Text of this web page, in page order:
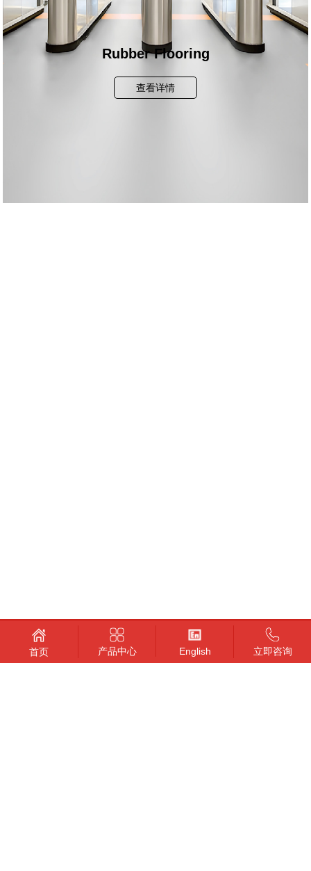
Rubber Flooring
查看详情
首页 产品中心 English 立即咨询